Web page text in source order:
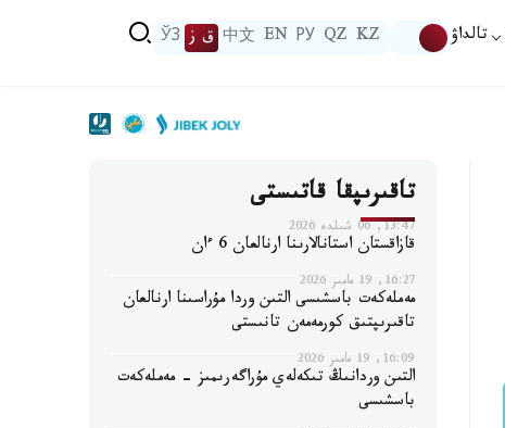
تالداۋ KZ
QZ
РУ
EN
中文 ق ز ЎЗ
تاقىرىپقا قاتىستى
13:47, 06 شىلدە 2026
قازاقستان استانالارىنا ارنالعان 6 ءان
16:27, 19 مامىر 2026
مەملەكەت باسشىسى التىن وردا مۇراسىنا ارنالعان
تاقىرىپتىق كورمەمەن تانىستى
16:09, 19 مامىر 2026
التىن وردانىڭ تىكەلەي مۇراگەرىمىز - مەملەكەت
باسشىسى